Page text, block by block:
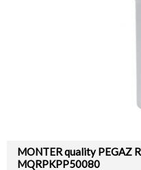
MONTER quality PEGAZ
MQRPKPP50080